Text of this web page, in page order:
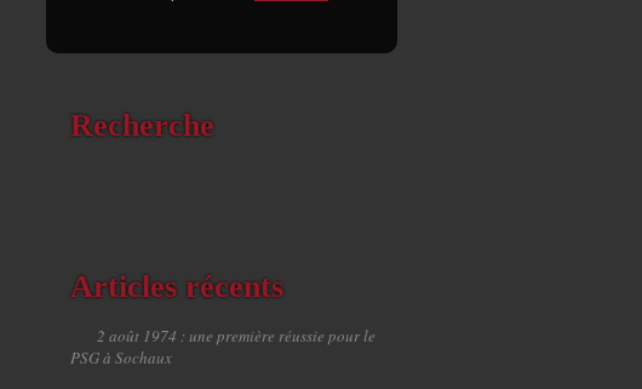
Recherche
Articles récents
2 août 1974 : une première réussie pour le
PSG à Sochaux